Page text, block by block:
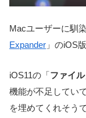
Macユーザーに馴
Expander 」のiOS
iOS11の「ファイル
機能が不足してい
を埋めてくれそうで